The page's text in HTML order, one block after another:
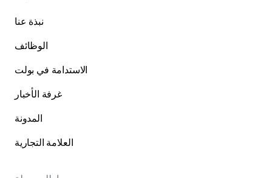
نبذة عنا
الوظائف
الاستدامة في بولت
غرفة الأخبار
المدونة
العلامة التجارية